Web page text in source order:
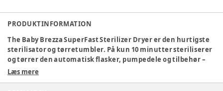
PRODUKTINFORMATION
The Baby Brezza SuperFast Sterilizer Dryer er den hurtigste
sterilisator og tørretumbler. På kun 10 minutter steriliserer
og tørrer den automatisk flasker, pumpedele og tilbehør –
den er 75% hurtigere end andre sterilisatorer og
Læs mere